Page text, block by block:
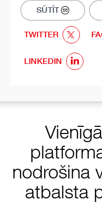
SŪTĪT
TWITTER
LINKEDIN
nodrošina
atbalsta